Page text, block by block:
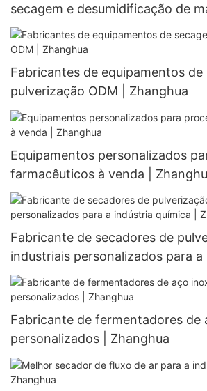
secagem e desumidificação de
Fabricante Zhanghua
Fabricantes de equipamentos
pulverização ODM | Zhanghua
Equipamentos personalizados
farmacêuticos à venda |
Fabricante de secadores de
industriais personalizados para a
química | Zhanghua
Fabricante de fermentadores de
personalizados | Zhanghua